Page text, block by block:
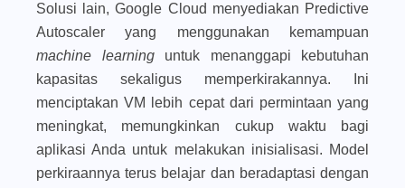
Solusi lain, Google Cloud menyediakan Predictive
Autoscaler yang menggunakan kemampuan
machine learninguntuk menanggapi kebutuhan
kapasitas sekaligus memperkirakannya. Ini
menciptakan VM lebih cepat dari permintaan yang
meningkat, memungkinkan cukup waktu bagi
aplikasi Anda untuk melakukan inisialisasi. Model
perkiraannya terus belajar dan beradaptasi dengan